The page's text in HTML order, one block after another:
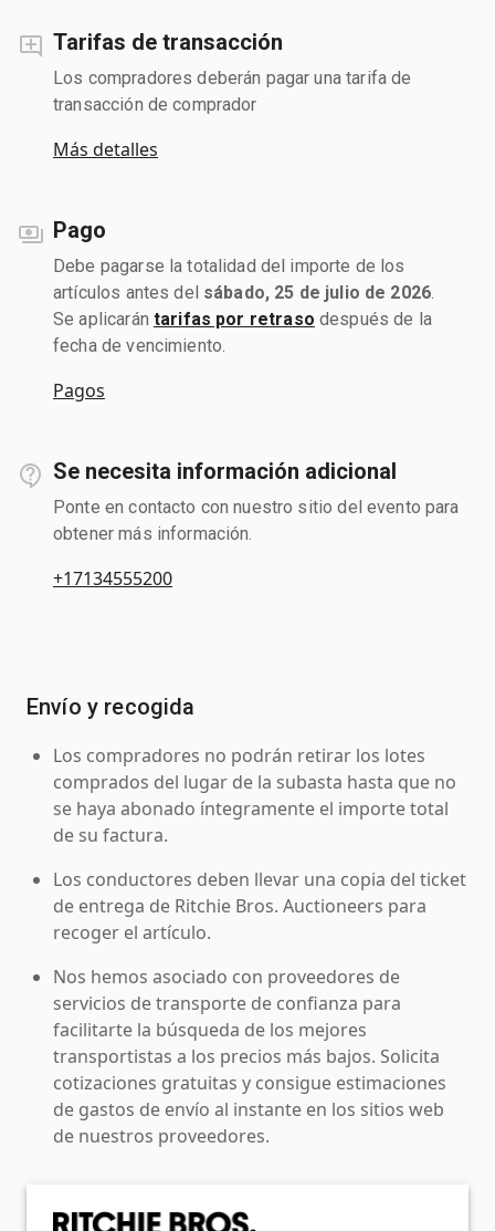
Tarifas de transacción
Los compradores deberán pagar una tarifa de
transacción de comprador
Más detalles
Pago
Debe pagarse la totalidad del importe de los
artículos antes del sábado, 25 de julio de 2026
Se aplicarán tarifas por retraso después de la
fecha de vencimiento.
Pagos
Se necesita información adicional
Ponte en contacto con nuestro sitio del evento para
obtener más información.
+17134555200
Envío y recogida
Los compradores no podrán retirar los lotes
comprados del lugar de la subasta hasta que no
se haya abonado íntegramente el importe total
de su factura.
Los conductores deben llevar una copia del ticket
de entrega de Ritchie Bros. Auctioneers para
recoger el artículo.
Nos hemos asociado con proveedores de
servicios de transporte de confianza para
facilitarte la búsqueda de los mejores
transportistas a los precios más bajos. Solicita
cotizaciones gratuitas y consigue estimaciones
de gastos de envío al instante en los sitios web
de nuestros proveedores.